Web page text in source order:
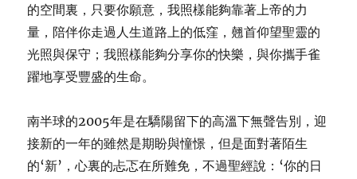
的空間裏，只要你願意，我照樣能夠靠著上帝的力
量，陪伴你走過人生道路上的低窪，翹首仰望聖靈的
光照與保守；我照樣能夠分享你的快樂，與你攜手雀
躍地享受豐盛的生命。
南半球的2005年是在驕陽留下的高溫下無聲告別，迎
接新的一年的雖然是期盼與憧憬，但是面對著陌生
的‘新’，心裏的忐忑在所難免，不過聖經說：‘你的日